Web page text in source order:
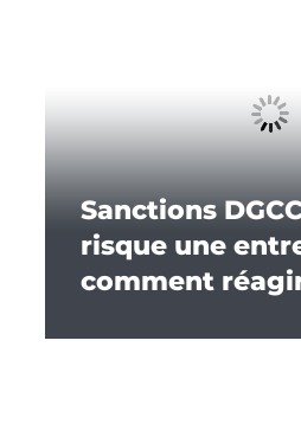
Sanctions
risque une
comment